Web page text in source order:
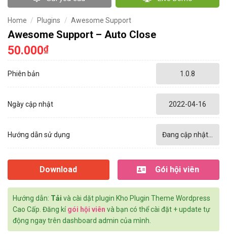
Home / Plugins / Awesome Support
Awesome Support – Auto Close
50.000₫
Phiên bản 1.0.8
Ngày cập nhật 2022-04-16
Hướng dẫn sử dụng Đang cập nhật...
Download Gói hội viên
Hướng dẫn: Tải và cài dặt plugin Kho Plugin Theme Wordpress
Cao Cấp. Đăng kígói hội viên và bạn có thể cài đặt + update tự
động ngay trên dashboard admin của mình.